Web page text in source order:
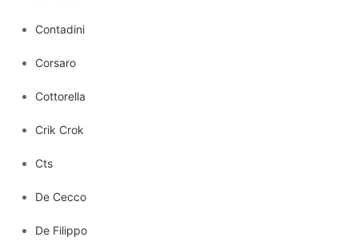
Contadini
Corsaro
Cottorella
Crik Crok
Cts
De Cecco
De Filippo